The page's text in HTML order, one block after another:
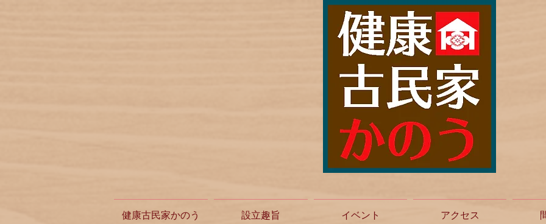
健康古民家かのう 設立趣旨 イベント アクセス